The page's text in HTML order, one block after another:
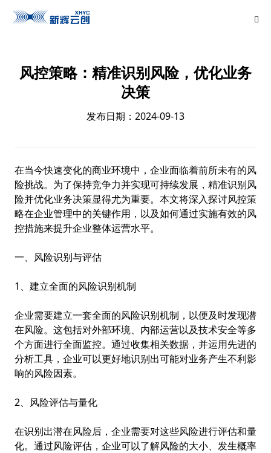
风控策略：精准识别风险，优化业务
决策
发布日期：2024-09-13
在当今快速变化的商业环境中，企业面临着前所未有的风
险挑战。为了保持竞争力并实现可持续发展，精准识别风
险并优化业务决策显得尤为重要。本文将深入探讨风控策
略在企业管理中的关键作用，以及如何通过实施有效的风
控措施来提升企业整体运营水平。
一、风险识别与评估
1、建立全面的风险识别机制
企业需要建立一套全面的风险识别机制，以便及时发现潜
在风险。这包括对外部环境、内部运营以及技术安全等多
个方面进行全面监控。通过收集相关数据，并运用先进的
分析工具，企业可以更好地识别出可能对业务产生不利影
响的风险因素。
2、风险评估与量化
在识别出潜在风险后，企业需要对这些风险进行评估和量
化。通过风险评估，企业可以了解风险的大小、发生概率